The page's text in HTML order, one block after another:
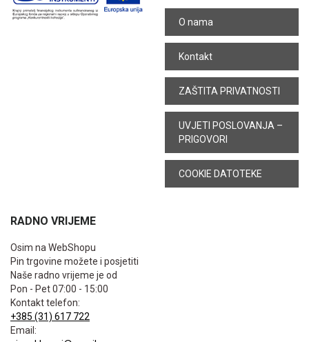
O nama
Kontakt
ZAŠTITA PRIVATNOSTI
UVJETI POSLOVANJA –
PRIGOVORI
COOKIE DATOTEKE
RADNO VRIJEME
Osim na WebShopu
Pin trgovine možete i posjetiti
Naše radno vrijeme je od
Pon - Pet 07:00 - 15:00
Kontakt telefon:
+385 (31) 617 722
Email: